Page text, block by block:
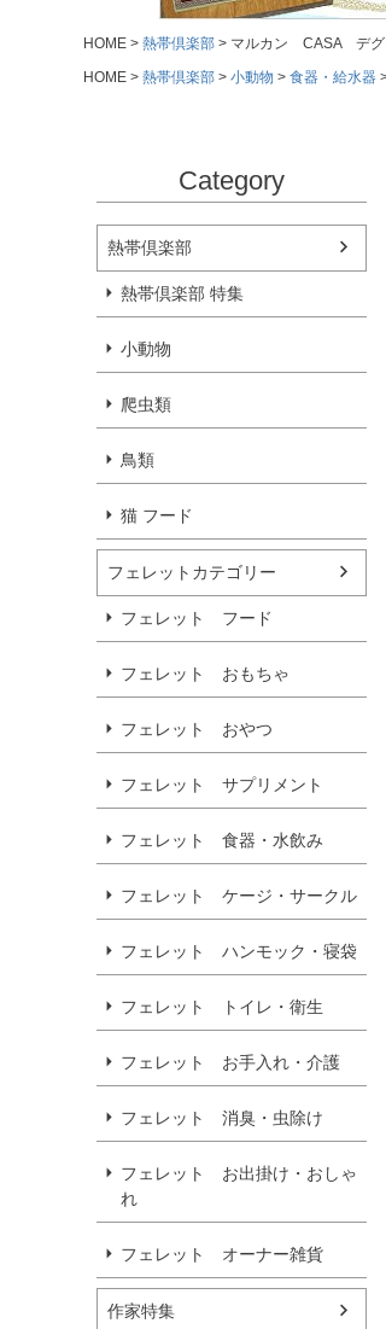
HOME 熱帯倶楽部
マルカン CASA デグ
HOME
熱帯倶楽部 小動物 食器・給水器
Category
熱帯倶楽部
熱帯倶楽部 特集
小動物
爬虫類
鳥類
猫 フード
フェレットカテゴリー
フェレット フード
フェレット おもちゃ
フェレット おやつ
フェレット サプリメント
フェレット 食器・水飲み
フェレット ケージ・サークル
フェレット ハンモック・寝袋
フェレット トイレ・衛生
フェレット お手入れ・介護
フェレット 消臭・虫除け
フェレット お出掛け・おしゃ
れ
フェレット オーナー雑貨
作家特集